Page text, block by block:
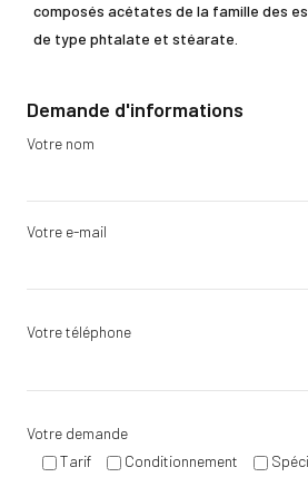
composés acétates de la famille des
de type phtalate et stéarate.
Demande d'informations
Votre nom
Votre e-mail
Votre téléphone
Votre demande
Tarif
Conditionnement